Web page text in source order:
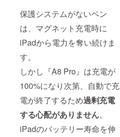
保護システムがないペン
は、マグネット充電時に
iPadから電力を奪い続けま
す。
しかし『A8 Pro』は充電が
100%になり次第、自動で充
電が終了するため過剰充電
する心配がありません。
iPadのバッテリー寿命を伸